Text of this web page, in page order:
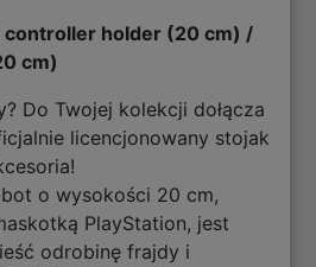
controller holder (20 cm) /
cm)
Do Twojej kolekcji dołącza
licencjonowany stojak
o wysokości 20 cm,
PlayStation, jest
odrobinę frajdy i